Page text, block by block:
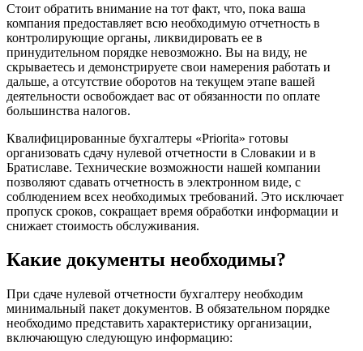
Стоит обратить внимание на тот факт, что, пока ваша
компания предоставляет всю необходимую отчетность в
контролирующие органы, ликвидировать ее в
принудительном порядке невозможно. Вы на виду, не
скрываетесь и демонстрируете свои намерения работать и
дальше, а отсутствие оборотов на текущем этапе вашей
деятельности освобождает вас от обязанности по оплате
большинства налогов.
Квалифицированные бухгалтеры «Priorita» готовы
организовать сдачу нулевой отчетности в Словакии и в
Братиславе. Технические возможности нашей компании
позволяют сдавать отчетность в электронном виде, с
соблюдением всех необходимых требований. Это исключает
пропуск сроков, сокращает время обработки информации и
снижает стоимость обслуживания.
Какие документы необходимы?
При сдаче нулевой отчетности бухгалтеру необходим
минимальный пакет документов. В обязательном порядке
необходимо представить характеристику организации,
включающую следующую информацию: